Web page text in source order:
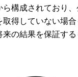
ら構成されており
得していない場
の結果を保証す